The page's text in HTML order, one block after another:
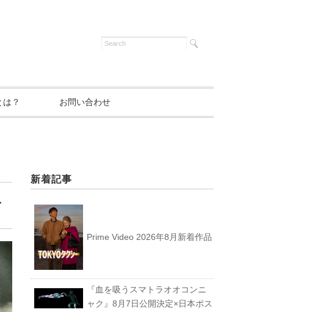
は？ お問い合わせ
新着記事
Prime Video 2026年8月新着作品
『血を吸うスマトラオオコンニ
ャク』8月7日公開決定×日本ポス